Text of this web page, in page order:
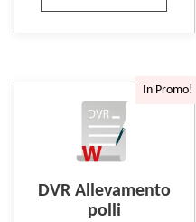
In Promo!
DVR Allevamento
polli